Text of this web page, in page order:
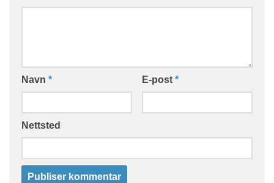
Navn * E-post *
Nettsted